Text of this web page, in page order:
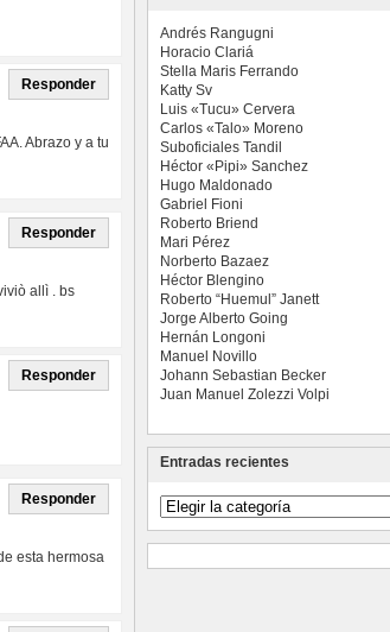
Responder
Abrazo y a tu
Responder
allì . bs
Responder
Responder
esta hermosa
Andrés Rangugni
Horacio Clariá
Stella Maris Ferrando
Katty Sv
Luis «Tucu» Cervera
Carlos «Talo» Moreno
Suboficiales Tandil
Héctor «Pipi» Sanchez
Hugo Maldonado
Gabriel Fioni
Roberto Briend
Mari Pérez
Norberto Bazaez
Héctor Blengino
Roberto “Huemul” Janett
Jorge Alberto Going
Hernán Longoni
Manuel Novillo
Johann Sebastian Becker
Juan Manuel Zolezzi Volpi
Entradas recientes
Entradas
recientes